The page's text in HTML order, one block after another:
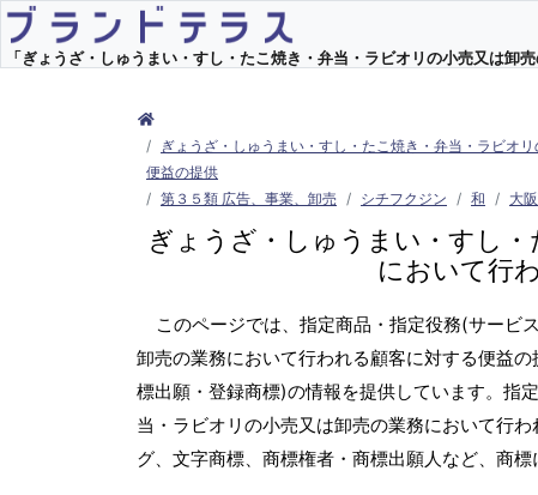
「ぎょうざ・しゅうまい・すし・たこ焼き・弁当・ラビオリの小売又は
ぎょうざ・しゅうまい・すし・たこ焼き・弁当・ラビオ
便益の提供
第３５類 広告、事業、卸売
シチフクジン 和 大
ぎょうざ・しゅうまい・すし
において行
このページでは、指定商品・指定役務(サービ
卸売の業務において行われる顧客に対する便益
標出願・登録商標)の情報を提供しています。指
当・ラビオリの小売又は卸売の業務において行
グ、文字商標、商標権者・商標出願人など、商標